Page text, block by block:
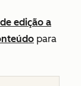
edição a
para